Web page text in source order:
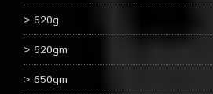
620g
620gm
650gm